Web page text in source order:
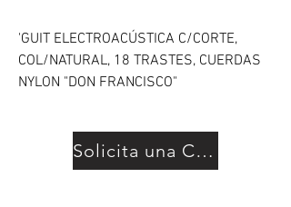
'GUIT ELECTROACÚSTICA C/CORTE,
COL/NATURAL, 18 TRASTES, CUERDAS
NYLON "DON FRANCISCO"
Solicita una Cotización